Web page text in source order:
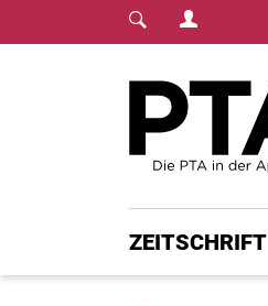
Login Menu
ZEITSCHRIFT